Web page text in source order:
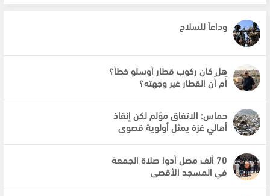
وداعاً للسلاح
هل كان ركوب قطار أوسلو خطأ؟
أَم أَن القطار غير وجهته؟
حماس: الاتفاق مؤلم لكن إنقاذ
أهالي غزة يمثل أولوية قصوى
70 ألف مصل أدوا صلاة الجمعة
في المسجد الأقصى